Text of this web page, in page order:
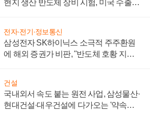
현지 생산 반도체 장비 시험, 미국 수출통
전자·전기·정보통신
삼성전자 SK하이닉스 소극적 주주환원
에 해외 증권가 비판, "반도체 호황 지속
건설
국내외서 속도 붙는 원전 사업, 삼성물산·
현대건설·대우건설에 다가오는 '약속의